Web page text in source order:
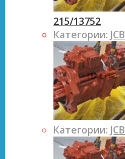
215/13752
Категории: JCB
Категории: JCB